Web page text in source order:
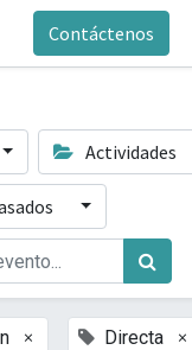
Contáctenos
Actividades
× Directa ×